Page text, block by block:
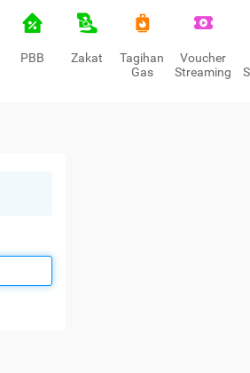
PBB Zakat
Tagihan
Gas
Voucher
Streaming